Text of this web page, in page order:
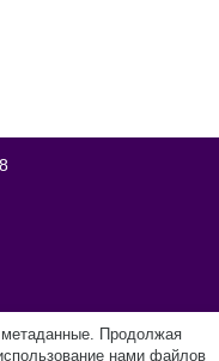
Продолжая
нами файлов